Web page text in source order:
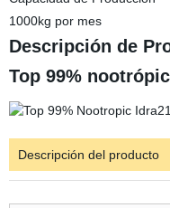
1000kg por mes
Descripción de
Top 99%
Descripción del producto